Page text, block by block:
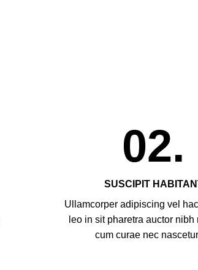
02.
SUSCIPIT
Ullamcorper adipiscing vel
leo in sit pharetra auctor nibh
cum curae nec